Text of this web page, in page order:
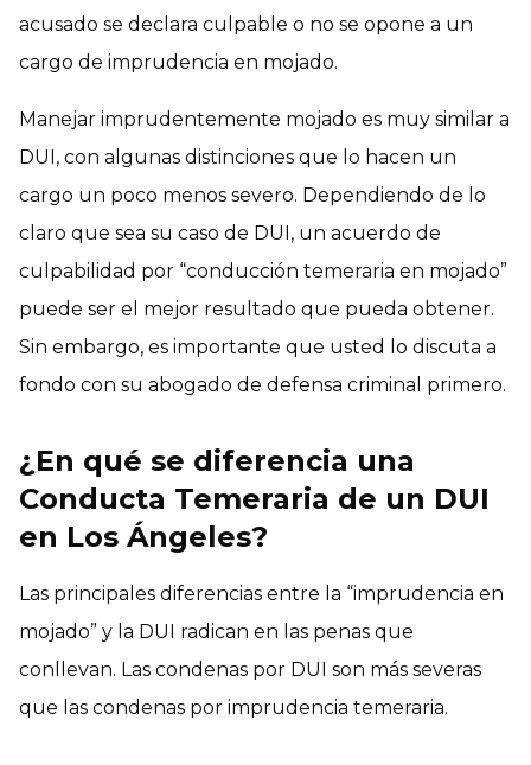
acusado se declara culpable o no se opone a un
cargo de imprudencia en mojado.
Manejar imprudentemente mojado es muy similar a
DUI, con algunas distinciones que lo hacen un
cargo un poco menos severo. Dependiendo de lo
claro que sea su caso de DUI, un acuerdo de
culpabilidad por “conducción temeraria en mojado”
puede ser el mejor resultado que pueda obtener.
Sin embargo, es importante que usted lo discuta a
fondo con su abogado de defensa criminal primero.
¿En qué se diferencia una
Conducta Temeraria de un DUI
en Los Ángeles?
Las principales diferencias entre la “imprudencia en
mojado” y la DUI radican en las penas que
conllevan. Las condenas por DUI son más severas
que las condenas por imprudencia temeraria.